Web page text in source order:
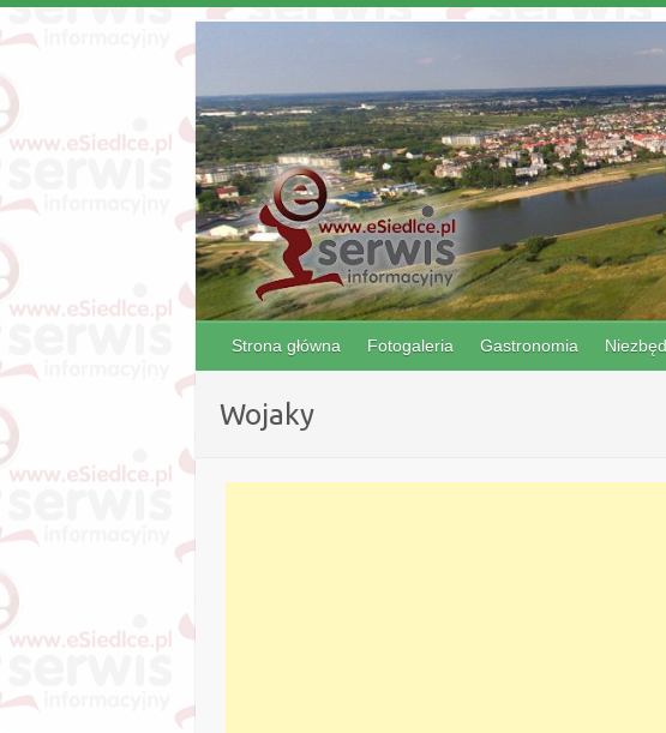
Strona główna Fotogaleria Gastronomia
Wojaky